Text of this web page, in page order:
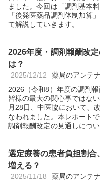
ました。今回は「調剤基本
「後発医薬品調剤体制加算
て解説していきます。
2026年度・調剤報酬改
は？
2025/12/12 薬局のアンテ
2026（令和8）年度の調剤報
皆様の最大の関心事ではな
月28日、中医協において、
なわれました。本レポート
調剤報酬改定の見通しにつ
選定療養の患者負担割合
増える？
2025/11/18 薬局のアンテ